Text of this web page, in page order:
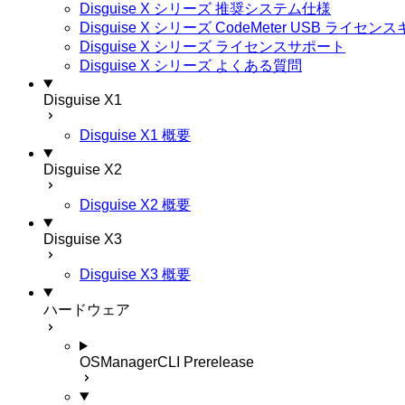
Disguise X シリーズ 推奨システム仕様
Disguise X シリーズ CodeMeter USB ライセンス
Disguise X シリーズ ライセンスサポート
Disguise X シリーズ よくある質問
Disguise X1
Disguise X1 概要
Disguise X2
Disguise X2 概要
Disguise X3
Disguise X3 概要
ハードウェア
OSManagerCLI Prerelease